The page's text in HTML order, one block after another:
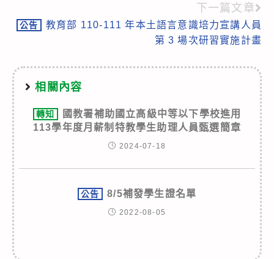
下一篇文章
公告
教育部 110-111 年本土語言意識培力宣講人員
第 3 場次研習實施計畫
相關內容
轉知
國教署補助國立高級中等以下學校進用
113學年度月薪制特教學生助理人員甄選簡章
2024-07-18
公告 8/5補發學生證名單
2022-08-05